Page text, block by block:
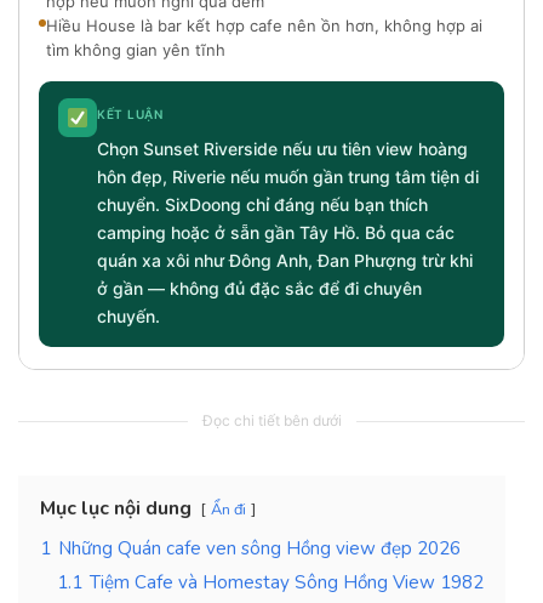
Hiều House là bar kết hợp cafe nên ồn hơn, không hợp ai
tìm không gian yên tĩnh
KẾT LUẬN
Chọn Sunset Riverside nếu ưu tiên view hoàng
hôn đẹp, Riverie nếu muốn gần trung tâm tiện di
chuyển. SixDoong chỉ đáng nếu bạn thích
camping hoặc ở sẵn gần Tây Hồ. Bỏ qua các
quán xa xôi như Đông Anh, Đan Phượng trừ khi
ở gần — không đủ đặc sắc để đi chuyên
chuyến.
Đọc chi tiết bên dưới
Mục lục nội dung Ẩn đi
1 Những Quán cafe ven sông Hồng view đẹp 2026
1.1 Tiệm Cafe và Homestay Sông Hồng View 1982